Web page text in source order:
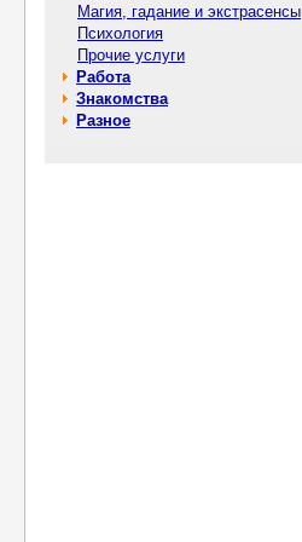
Магия, гадание и экстрасенсы
Психология
Прочие услуги
Работа
Знакомства
Разное